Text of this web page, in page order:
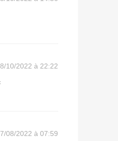
10/2022 à 22:22
08/2022 à 07:59